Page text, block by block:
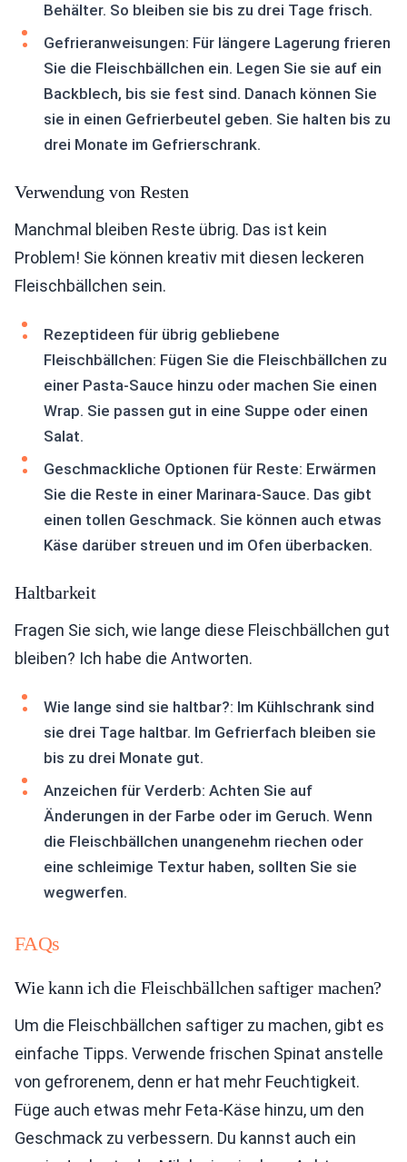
Behälter. So bleiben sie bis zu drei Tage frisch.
Gefrieranweisungen: Für längere Lagerung frieren
Sie die Fleischbällchen ein. Legen Sie sie auf ein
Backblech, bis sie fest sind. Danach können Sie
sie in einen Gefrierbeutel geben. Sie halten bis zu
drei Monate im Gefrierschrank.
Verwendung von Resten
Manchmal bleiben Reste übrig. Das ist kein
Problem! Sie können kreativ mit diesen leckeren
Fleischbällchen sein.
Rezeptideen für übrig gebliebene
Fleischbällchen: Fügen Sie die Fleischbällchen zu
einer Pasta-Sauce hinzu oder machen Sie einen
Wrap. Sie passen gut in eine Suppe oder einen
Salat.
Geschmackliche Optionen für Reste: Erwärmen
Sie die Reste in einer Marinara-Sauce. Das gibt
einen tollen Geschmack. Sie können auch etwas
Käse darüber streuen und im Ofen überbacken.
Haltbarkeit
Fragen Sie sich, wie lange diese Fleischbällchen gut
bleiben? Ich habe die Antworten.
Wie lange sind sie haltbar?: Im Kühlschrank sind
sie drei Tage haltbar. Im Gefrierfach bleiben sie
bis zu drei Monate gut.
Anzeichen für Verderb: Achten Sie auf
Änderungen in der Farbe oder im Geruch. Wenn
die Fleischbällchen unangenehm riechen oder
eine schleimige Textur haben, sollten Sie sie
wegwerfen.
FAQs
Wie kann ich die Fleischbällchen saftiger machen?
Um die Fleischbällchen saftiger zu machen, gibt es
einfache Tipps. Verwende frischen Spinat anstelle
von gefrorenem, denn er hat mehr Feuchtigkeit.
Füge auch etwas mehr Feta-Käse hinzu, um den
Geschmack zu verbessern. Du kannst auch ein